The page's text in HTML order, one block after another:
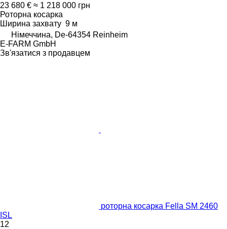
23 680 € ≈ 1 218 000 грн
Роторна косарка
Ширина захвату 9 м
Німеччина, De-64354 Reinheim
E-FARM GmbH
Зв'язатися з продавцем
роторна косарка Fella SM 2460
ISL
12